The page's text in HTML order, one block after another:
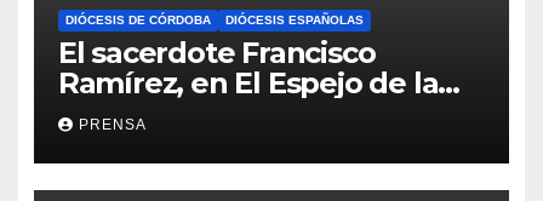
DIÓCESIS DE CÓRDOBA DIÓCESIS ESPAÑOLAS
El sacerdote Francisco
Ramírez, en El Espejo de la
Iglesia
PRENSA